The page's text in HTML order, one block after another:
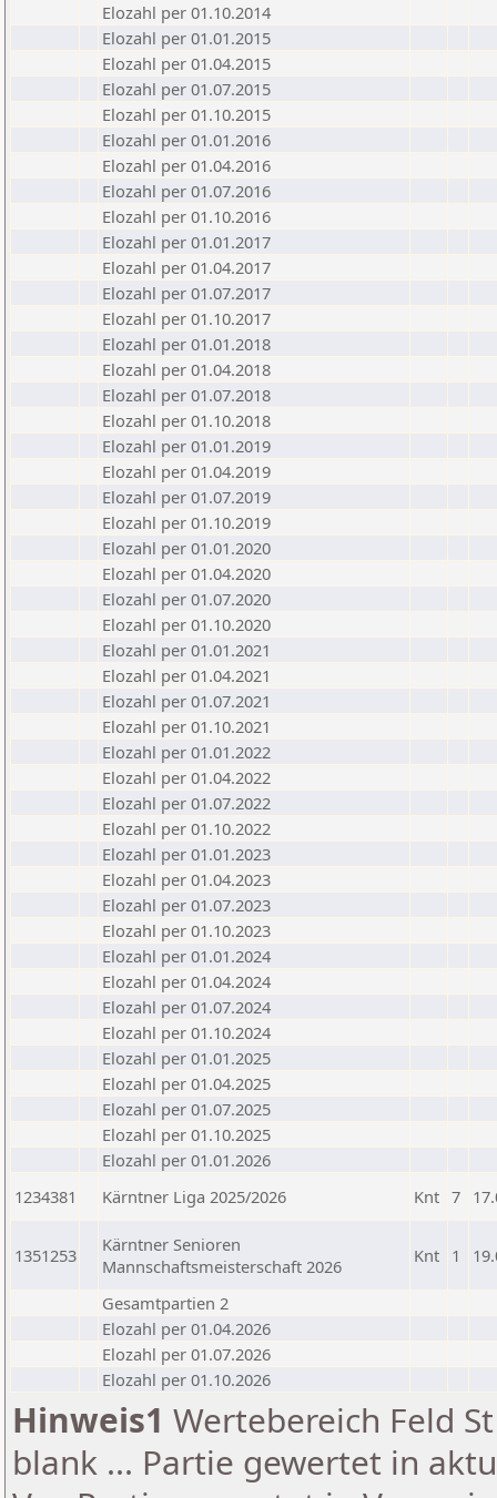
Elozahl per 01.10.2014
Elozahl per 01.01.2015
Elozahl per 01.04.2015
Elozahl per 01.07.2015
Elozahl per 01.10.2015
Elozahl per 01.01.2016
Elozahl per 01.04.2016
Elozahl per 01.07.2016
Elozahl per 01.10.2016
Elozahl per 01.01.2017
Elozahl per 01.04.2017
Elozahl per 01.07.2017
Elozahl per 01.10.2017
Elozahl per 01.01.2018
Elozahl per 01.04.2018
Elozahl per 01.07.2018
Elozahl per 01.10.2018
Elozahl per 01.01.2019
Elozahl per 01.04.2019
Elozahl per 01.07.2019
Elozahl per 01.10.2019
Elozahl per 01.01.2020
Elozahl per 01.04.2020
Elozahl per 01.07.2020
Elozahl per 01.10.2020
Elozahl per 01.01.2021
Elozahl per 01.04.2021
Elozahl per 01.07.2021
Elozahl per 01.10.2021
Elozahl per 01.01.2022
Elozahl per 01.04.2022
Elozahl per 01.07.2022
Elozahl per 01.10.2022
Elozahl per 01.01.2023
Elozahl per 01.04.2023
Elozahl per 01.07.2023
Elozahl per 01.10.2023
Elozahl per 01.01.2024
Elozahl per 01.04.2024
Elozahl per 01.07.2024
Elozahl per 01.10.2024
Elozahl per 01.01.2025
Elozahl per 01.04.2025
Elozahl per 01.07.2025
Elozahl per 01.10.2025
Elozahl per 01.01.2026
1234381
Kärntner Liga 2025/2026 Knt 7
1351253
Kärntner Senioren
Mannschaftsmeisterschaft 2026
Knt 1
Gesamtpartien 2
Elozahl per 01.04.2026
Elozahl per 01.07.2026
Elozahl per 01.10.2026
Hinweis1 Wertebereich Feld
blank ... Partie gewertet in